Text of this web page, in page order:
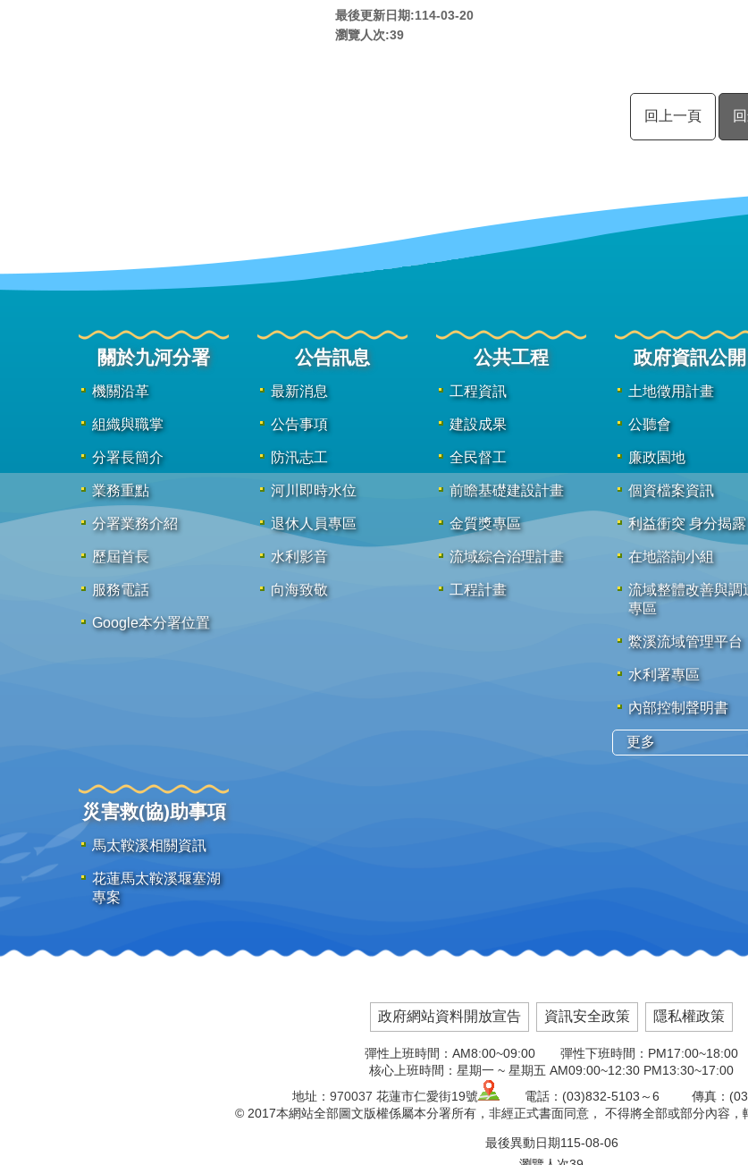
最後更新日期:114-03-20
瀏覽人次:39
回上一頁
關於九河分署
機關沿革
組織與職掌
分署長簡介
業務重點
分署業務介紹
歷屆首長
服務電話
Google本分署位置
公告訊息
最新消息
公告事項
防汛志工
河川即時水位
退休人員專區
水利影音
向海致敬
公共工程
工程資訊
建設成果
全民督工
前瞻基礎建設計畫
金質獎專區
流域綜合治理計畫
工程計畫
政府資訊公開
土地徵用計畫
公聽會
廉政園地
個資檔案資訊
利益衝突 身分揭露
在地諮詢小組
流域整體改善與調
專區
鱉溪流域管理平台
水利署專區
內部控制聲明書
更多
災害救(協)助事項
馬太鞍溪相關資訊
花蓮馬太鞍溪堰塞湖
專案
政府網站資料開放宣告 資訊安全政策 隱私權政策
彈性上班時間：AM8:00~09:00 彈性下班時間：PM17:00~18:00
核心上班時間：星期一 ~ 星期五 AM09:00~12:30 PM13:30~17:00
地址： 970037 花蓮市仁愛街19號
電話：(03)832-5103～6 傳真：
© 2017本網站全部圖文版權係屬本分署所有，非經正式書面同意， 不得將全部或部分內容，
最後異動日期115-08-06